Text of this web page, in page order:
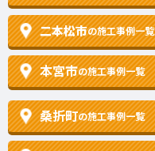
二本松市の施工事例一覧
本宮市の施工事例一覧
桑折町の施工事例一覧